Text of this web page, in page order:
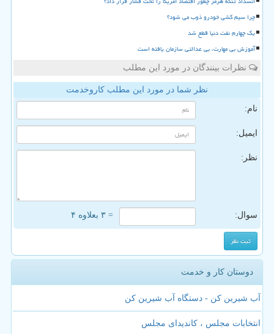
چرا سیم کشی خودرو ذوب می شود؟
یک چهارم نفت دنیا قطع شد
آموزش بی مهارت، بی عدالتی سازمان یافته است
نظرات بینندگان در مورد این مطلب
نظر شما در مورد این مطلب کاروخدمت
نام:
ایمیل:
نظر:
سوال: = ۳ بعلاوه ۴
دوستان کار و خدمت
آب شیرین کن - دستگاه آب شیرین کن
انتخابات مجلس ، کاندیدای مجلس